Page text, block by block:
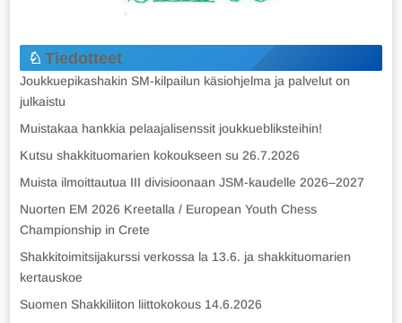
Tiedotteet
Joukkuepikashakin SM-kilpailun käsiohjelma ja palvelut on
julkaistu
Muistakaa hankkia pelaajalisenssit joukkuebliksteihin!
Kutsu shakkituomarien kokoukseen su 26.7.2026
Muista ilmoittautua III divisioonaan JSM-kaudelle 2026–2027
Nuorten EM 2026 Kreetalla / European Youth Chess
Championship in Crete
Shakkitoimitsijakurssi verkossa la 13.6. ja shakkituomarien
kertauskoe
Suomen Shakkiliiton liittokokous 14.6.2026